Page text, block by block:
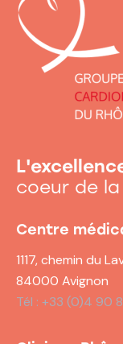
coeur de
Centre
1117, chemin du
84000 Avignon
Tél : +33 (0)4 90